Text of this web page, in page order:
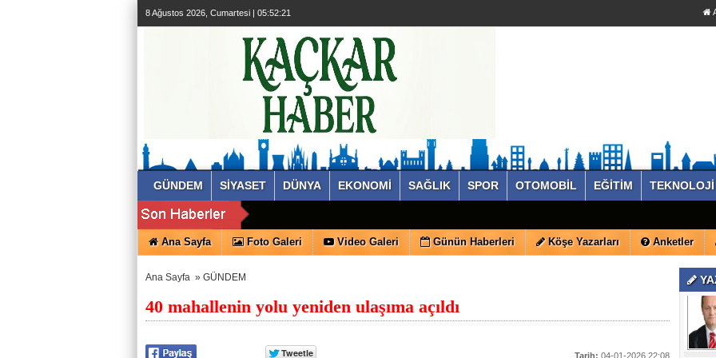
8 Ağustos 2026, Cumartesi | 05:52:22
GÜNDEM SİYASET DÜNYA EKONOMİ SAĞLIK SPOR OTOMOBİL EĞİTİM TEKNOLOJİ
Ana Sayfa Foto Galeri Video Galeri Günün Haberleri Köşe Yazarları Anketler
Ana Sayfa » GÜNDEM
40 mahallenin yolu yeniden ulaşıma açıldı
Tarih: 04-01-2026 22:08